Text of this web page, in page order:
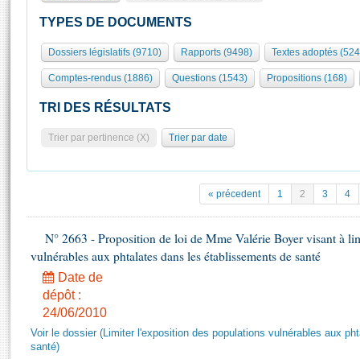
Présidence
577 députés
Groupes politiques
Séance publique
Commissions et autres organes
Europe et International
Pétitions
Projets de loi
Propositions de loi
Amendements
Textes adoptés
Rapports d'information
Rôle et pouvoirs de l'Assemblée
Organisation de l'Assemblée
Présidence Conférence des Présidents Bureau Collège des
Statistiques et chiffres clés
( Constitution | Règlement de l'Assemblée ... )
Juniors
Anciennes législatures
Liens vers les sites publics
Visiter l'Assemblée
Visite virtuelle du palais Bourbon
Assister à une séance
Contacts et plan d'accès
Photos libres de droit
TYPES DE DOCUMENTS
Dossiers législatifs (9710) Rapports (9498) Textes adoptés
Comptes-rendus (1886) Questions (1543) Propositions (168)
TRI DES RÉSULTATS
Trier par pertinence (X) Trier par date
« précedent 1 2 3 4
N° 2663 - Proposition de loi de Mme Valérie Boyer visant à
vulnérables aux phtalates dans les établissements de santé
Date de
dépôt :
24/06/2010
Voir le dossier (Limiter l'exposition des populations vulnérables aux
santé)